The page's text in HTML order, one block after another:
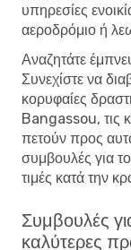
υπηρεσίες
αεροδρόμιο ή
Αναζητάτε
Συνεχίστε να
κορυφαίες
Bangassou, τις
πετούν προς
συμβουλές για
τιμές κατά την
Συμβουλές
καλύτερες